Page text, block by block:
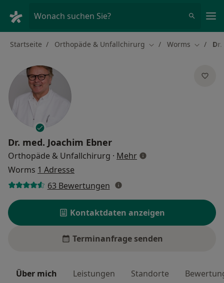
Wonach suchen Sie?
Startseite Orthopäde & Unfallchirurg Stadt ändern
Worms Stadt
Dr. med. Joachim Ebner
Orthopäde & Unfallchirurg · Mehrüber Spezialisierungen
Worms 1 Adresse
63 Bewertungen
Kontaktdaten anzeigen
Terminanfrage senden
Über mich Leistungen Standorte